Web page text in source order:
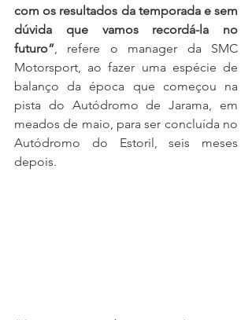
com os resultados da temporada e sem
dúvida que vamos recordá-la no
futuro”, refere o manager da SMC
Motorsport, ao fazer uma espécie de
balanço da época que começou na
pista do Autódromo de Jarama, em
meados de maio, para ser concluída no
Autódromo do Estoril, seis meses
depois.